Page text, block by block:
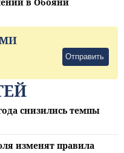
Отправить
снизились темпы
изменят правила